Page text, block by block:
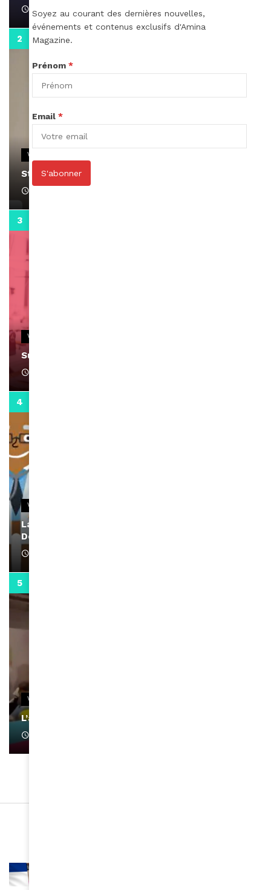
April 1, 2022
VIDEOS
Stacy passe un message
VIDEOS
Support Black Business Wee-kend
VIDEOS
La rubrique santé speciale coronavirus du
Docteur Makanda
VIDEOS
L’artiste Yoan s’exprime
Soyez au courant des dernières nouvelles,
événements et contenus exclusifs d'Amina
Magazine.
Prénom *
Email *
S'abonner